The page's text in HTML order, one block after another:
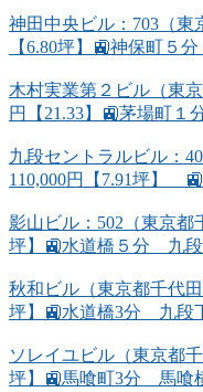
神田中央ビル：703（東
【6.80坪】🚉神保町５
木村実業第２ビル（東
円【21.33】🚉茅場町
九段セントラルビル：
110,000円【7.91坪】
影山ビル：502（東京都
坪】🚉水道橋５分 九
秋和ビル（東京都千代
坪】🚉水道橋3分 九段
ソレイユビル（東京都
坪】🚉馬喰町3分 馬喰